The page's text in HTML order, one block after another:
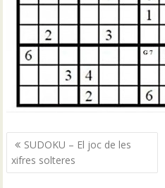
Navegació
d'entrades
SUDOKU – El joc de les
xifres solteres